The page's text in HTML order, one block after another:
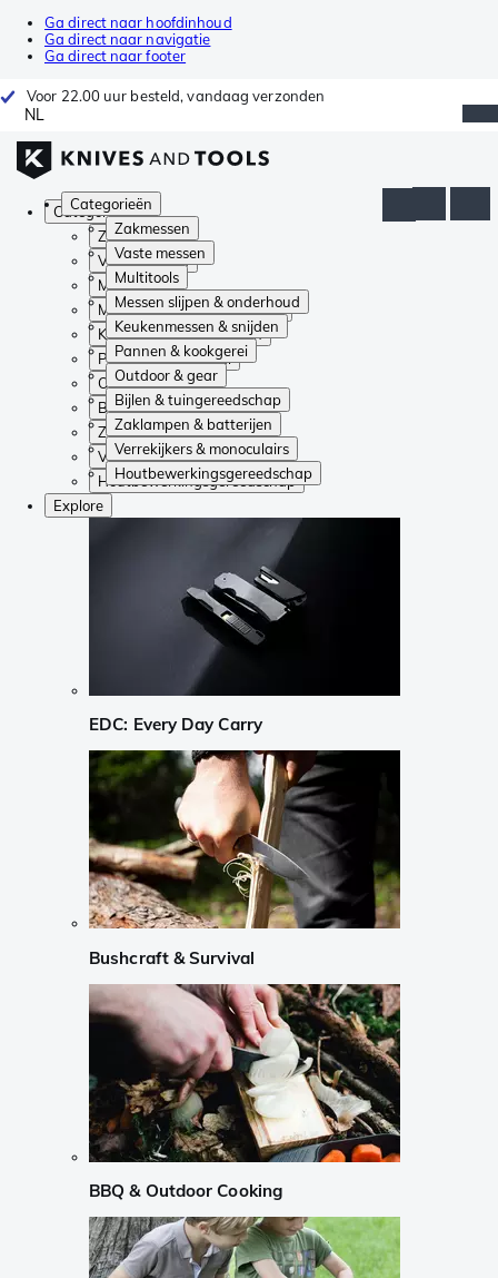
Ga direct naar hoofdinhoud
Ga direct naar navigatie
Ga direct naar footer
Voor 22.00 uur besteld, vandaag verzonden
NL
Categorieën
Zakmessen
Vaste messen
Multitools
Messen slijpen & onderhoud
Keukenmessen & snijden
Pannen & kookgerei
Outdoor & gear
Bijlen & tuingereedschap
Zaklampen & batterijen
Verrekijkers & monoculairs
Houtbewerkingsgereedschap
Categorieën
Zakmessen
Vaste messen
Multitools
Messen slijpen & onderhoud
Keukenmessen & snijden
Pannen & kookgerei
Outdoor & gear
Bijlen & tuingereedschap
Zaklampen & batterijen
Verrekijkers & monoculairs
Houtbewerkingsgereedschap
Explore
EDC: Every Day Carry
Bushcraft & Survival
BBQ & Outdoor Cooking